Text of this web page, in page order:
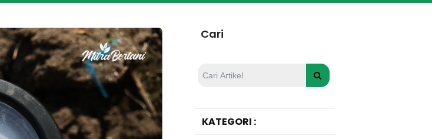
Cari
KATEGORI :